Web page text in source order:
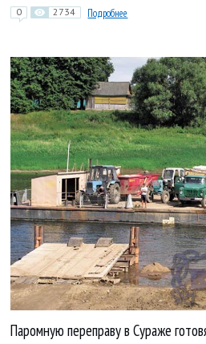
0 2734 Подробнее
Паромную переправу в Сураже